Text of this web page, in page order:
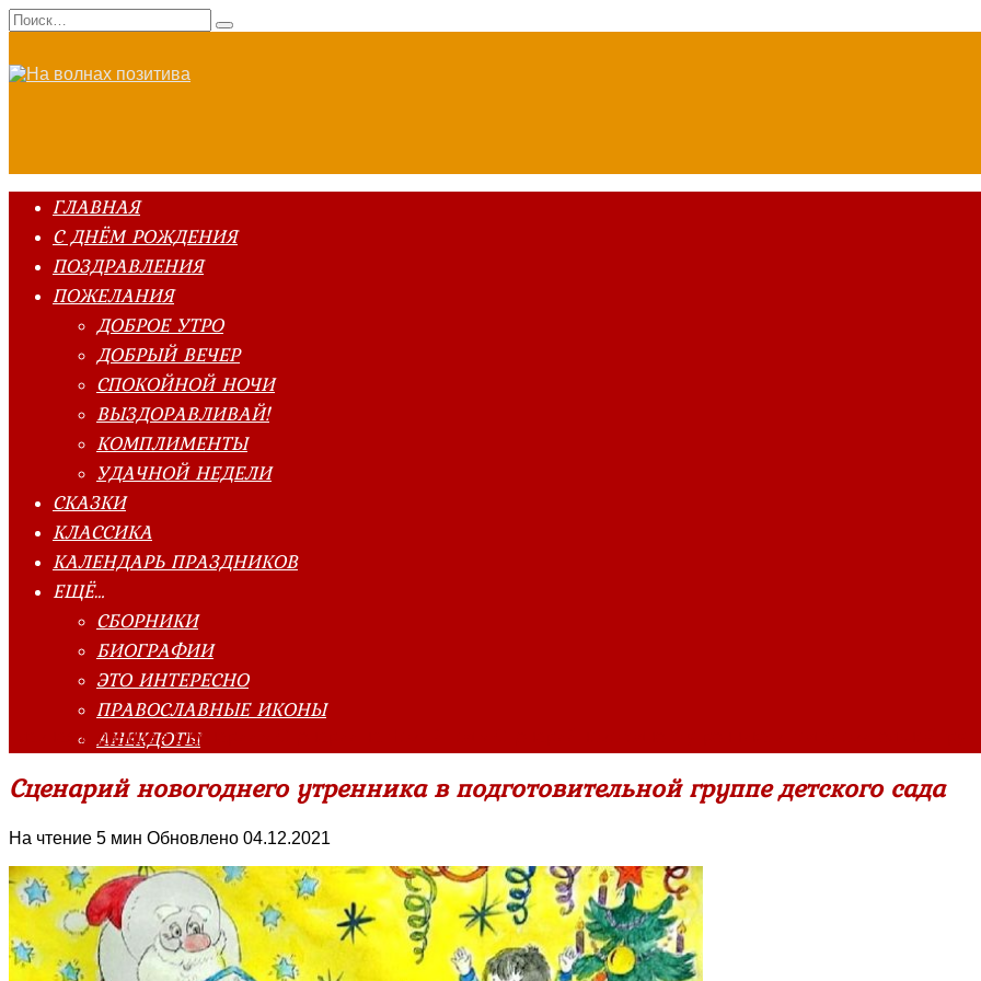
Перейти
к
Search
for:
ГЛАВНАЯ
С ДНЁМ РОЖДЕНИЯ
ПОЗДРАВЛЕНИЯ
ПОЖЕЛАНИЯ
ДОБРОЕ УТРО
ДОБРЫЙ ВЕЧЕР
СПОКОЙНОЙ НОЧИ
ВЫЗДОРАВЛИВАЙ!
КОМПЛИМЕНТЫ
УДАЧНОЙ НЕДЕЛИ
СКАЗКИ
КЛАССИКА
КАЛЕНДАРЬ ПРАЗДНИКОВ
ЕЩЁ…
СБОРНИКИ
БИОГРАФИИ
ЭТО ИНТЕРЕСНО
ПРАВОСЛАВНЫЕ ИКОНЫ
АНЕКДОТЫ
Главная страница»Сценарии
Сценарий новогоднего утренника в подготовительной группе детского сада
На чтение 5 мин Обновлено 04.12.2021